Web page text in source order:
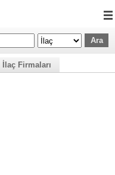
İlaç Firmaları